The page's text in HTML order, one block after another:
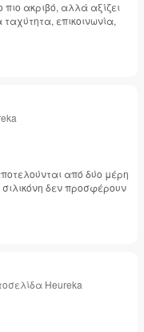
πιο ακριβό, αλλά αξίζει
επικοινωνία,
από δύο μέρη
σιλικόνη δεν προσφέρουν
Heureka